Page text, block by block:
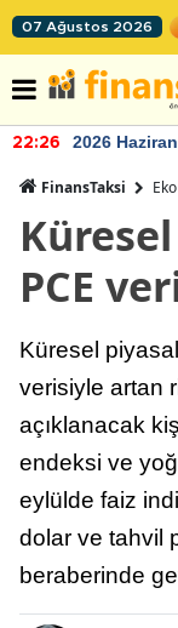
07 Ağustos 2026
22:26 2026
FinansTaksi
PCE
Küresel
verisiyle artan
açıklanacak
endeksi ve
eylülde faiz
dolar ve tahvil
beraberinde